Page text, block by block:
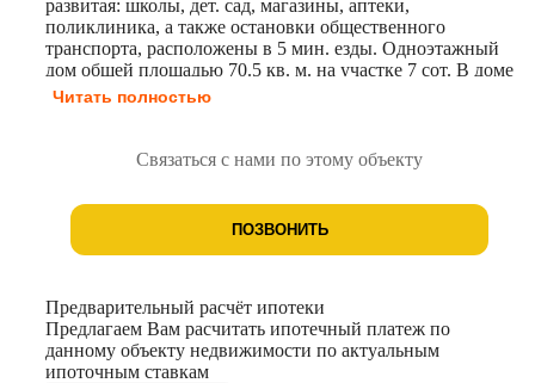
развитая: школы, дет. сад, магазины, аптеки,
поликлиника, а также остановки общественного
транспорта, расположены в 5 мин. езды. Одноэтажный
дом общей площадью 70.5 кв. м. на участке 7 сот. В доме
просторная прихожая, кухня, 3 спальни. Душевая
отопление. Дом построен из качественных материалов.
домом огород из плодородной земли. Большой плюс
месторасположения донного дома, вблизи р. Иртыш.
и выгодную сделку!!! Помощь в ипотеке!
Читать полностью
Связаться с нами по этому объекту
ПОЗВОНИТЬ
Предварительный расчёт ипотеки
Предлагаем Вам расчитать ипотечный платеж по
данному объекту недвижимости по актуальным
ипоточным ставкам